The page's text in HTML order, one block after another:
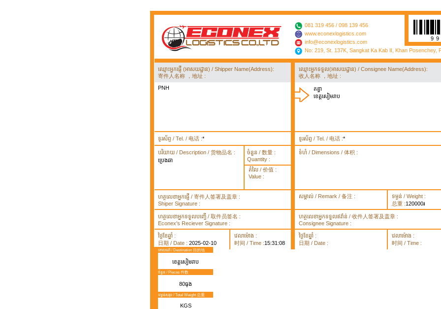
081 319 456 / 098 139 456
www.econexlogistics.com
info@econexlogistics.com
No: 219, St. 137K, Sangkat Ka Kab II, Khan Posenchey,
ឈ្មោះអ្នកផ្ញើ (អាសយដ្ឋាន) / Shipper Name(Address):
寄件人名称 ，地址 :
PNH
ឈ្មោះអ្នកទទួល(អាសយដ្ឋាន) / Consignee Name(Address):
收人名称 ，地址 :
គន្ធា
ខេត្តសៀមរាប
ទូរស័ព្ទ / Tel. / 电话 :* ទូរស័ព្ទ / Tel. / 电话 :*
បរិយាយ / Description / 货物品名 :
ប្រេងឆា
ចំនួន / 数量 :
Quantity :
តំលៃ / 价值 :
Value :
ទំហំ / Dimensions / 体积 :
ហត្ថលេខាអ្នកផ្ញើ / 寄件人签署及盖章 :
Shiper Signature :
សម្គាល់ / Remark / 备注 :
ទម្ងន់ / Weight :
总重 :120000៛
ហត្ថលេខាអ្នកទទួលបញ្ធើ / 取件员签名 :
Econex's Reciever Signature :
ហត្ថលេខាអ្នកទទួលឥវ៉ាន់ / 收件人签署及盖章 :
Consignee Signature :
ថ្ងៃខែឆ្នាំ :
日期 / Date : 2025-02-10
វេលាម៉ោង :
时间 / Time :15:31:08
ថ្ងៃខែឆ្នាំ :
日期 / Date :
វេលាម៉ោង :
时间 / Time :
គោលដៅ / Destination 目的地
ខេត្តសៀមរាប
ចំនួន / Pieces 件数
80ធុង
ទម្ងន់សរុប / Total Weight 总重
KGS